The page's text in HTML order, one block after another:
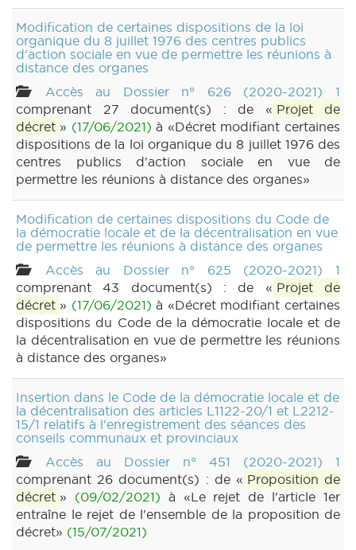
Modification de certaines dispositions de la loi
organique du 8 juillet 1976 des centres publics
d'action sociale en vue de permettre les réunions à
distance des organes
Accès au Dossier n° 626 (2020-2021) 1
comprenant 27 document(s) : de « Projet de
décret » (17/06/2021) à «Décret modifiant certaines
dispositions de la loi organique du 8 juillet 1976 des
centres publics d'action sociale en vue de
permettre les réunions à distance des organes»
Modification de certaines dispositions du Code de
la démocratie locale et de la décentralisation en vue
de permettre les réunions à distance des organes
Accès au Dossier n° 625 (2020-2021) 1
comprenant 43 document(s) : de « Projet de
décret » (17/06/2021) à «Décret modifiant certaines
dispositions du Code de la démocratie locale et de
la décentralisation en vue de permettre les réunions
à distance des organes»
Insertion dans le Code de la démocratie locale et de
la décentralisation des articles L1122-20/1 et L2212-
15/1 relatifs à l'enregistrement des séances des
conseils communaux et provinciaux
Accès au Dossier n° 451 (2020-2021) 1
comprenant 26 document(s) : de « Proposition de
décret » (09/02/2021) à «Le rejet de l'article 1er
entraîne le rejet de l'ensemble de la proposition de
décret» (15/07/2021)